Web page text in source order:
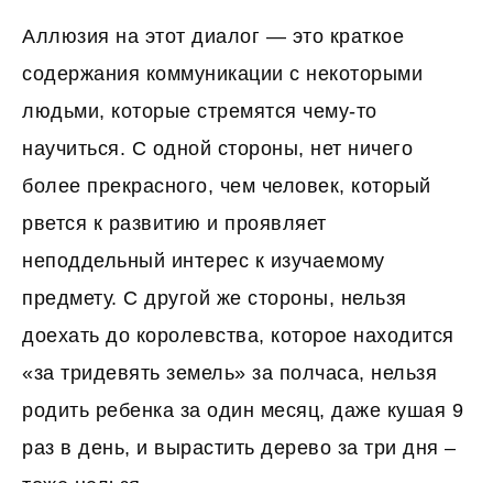
Аллюзия на этот диалог — это краткое
содержания коммуникации с некоторыми
людьми, которые стремятся чему-то
научиться. С одной стороны, нет ничего
более прекрасного, чем человек, который
рвется к развитию и проявляет
неподдельный интерес к изучаемому
предмету. С другой же стороны, нельзя
доехать до королевства, которое находится
«за тридевять земель» за полчаса, нельзя
родить ребенка за один месяц, даже кушая 9
раз в день, и вырастить дерево за три дня –